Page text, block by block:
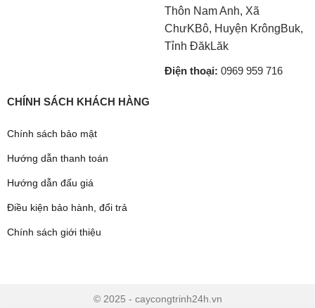
Thôn Nam Anh, Xã
ChưKBô, Huyện KrôngBuk,
Tỉnh ĐăkLăk
Điện thoại: 0969 959 716
CHÍNH SÁCH KHÁCH HÀNG
Chính sách bảo mật
Hướng dẫn thanh toán
Hướng dẫn đấu giá
Điều kiện bảo hành, đổi trả
Chính sách giới thiệu
© 2025 - caycongtrinh24h.vn